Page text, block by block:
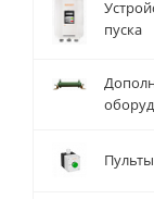
пуска